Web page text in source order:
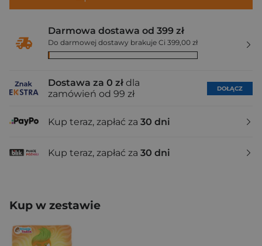
Darmowa dostawa od 399 zł
Do darmowej dostawy brakuje Ci 399,00 zł
Dostawa za 0 zł dla
zamówień od 99 zł
DOŁĄCZ
Kup teraz, zapłać za 30 dni
Kup teraz, zapłać za 30 dni
Kup w zestawie